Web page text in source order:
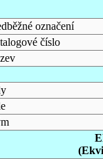
označení
číslo